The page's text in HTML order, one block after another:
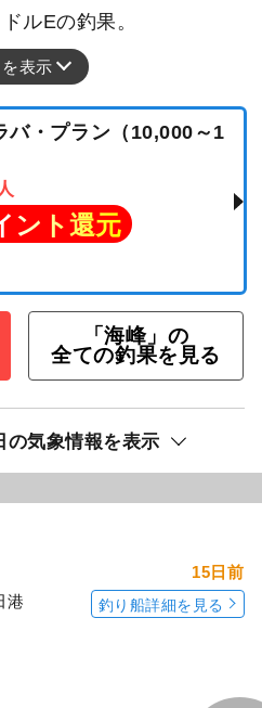
ルEの釣果。
表示
・プラン（10,000～1
ント還元
「海峰」の
全ての釣果を見る
の気象情報を表示
港
15日前
釣り船詳細を見る